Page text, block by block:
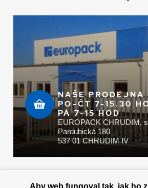
NAŠE PRODEJNA
PO-ČT 7-15.30
PÁ 7-15 HOD
EUROPACK CHRUDIM,
Pardubická 180
537 01 CHRUDIM IV
Aby web fungoval tak, jak ho